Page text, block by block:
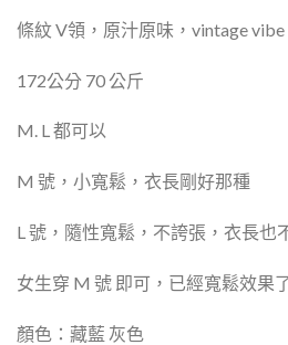
條紋 V領，原汁原味，vintage vibe
172公分 70 公斤
M. L 都可以
M 號，小寬鬆，衣長剛好那種
L 號，隨性寬鬆，不誇張，衣長也
女生穿 M 號 即可，已經寬鬆效果
顏色：藏藍 灰色